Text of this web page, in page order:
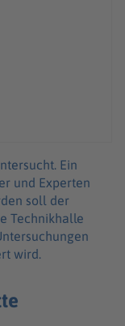
Ein
und Experten
soll der
Technikhalle
wird.